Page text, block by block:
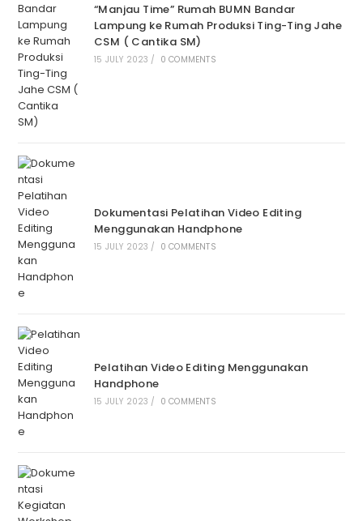
“Manjau Time” Rumah BUMN Bandar
Lampung ke Rumah Produksi Ting-Ting Jahe
CSM ( Cantika SM)
15 JULY 2023 / 0 COMMENTS
Dokumentasi Pelatihan Video Editing
Menggunakan Handphone
15 JULY 2023 / 0 COMMENTS
Pelatihan Video Editing Menggunakan
Handphone
15 JULY 2023 / 0 COMMENTS